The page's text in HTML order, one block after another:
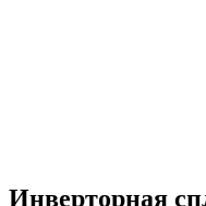
Инверторная